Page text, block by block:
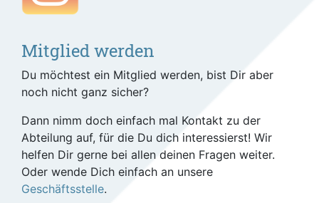
Mitglied werden
Du möchtest ein Mitglied werden, bist Dir aber
noch nicht ganz sicher?
Dann nimm doch einfach mal Kontakt zu der
Abteilung auf, für die Du dich interessierst! Wir
helfen Dir gerne bei allen deinen Fragen weiter.
Oder wende Dich einfach an unsere
Geschäftsstelle.